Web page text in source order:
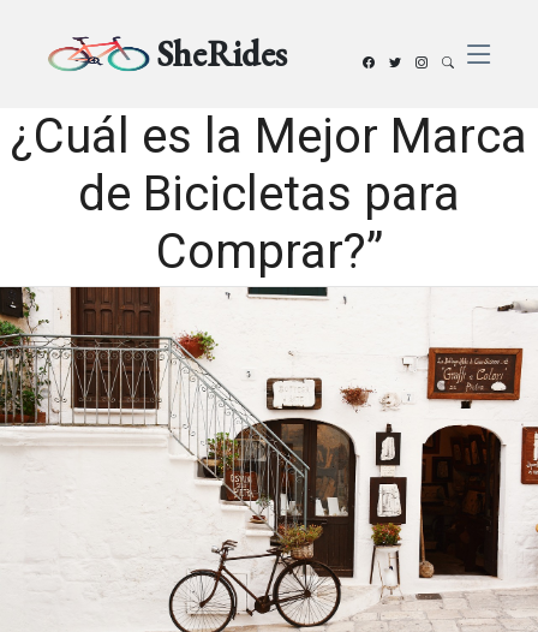
SheRides
¿Cuál es la Mejor Marca
de Bicicletas para
Comprar?”